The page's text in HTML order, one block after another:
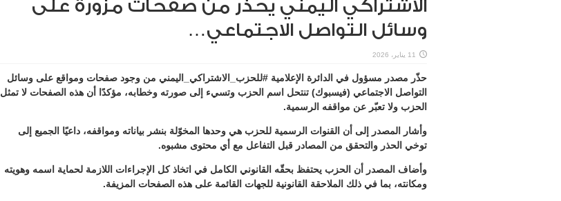
الاشتراكي اليمني يحذر من صفحات مزوّرة على
وسائل التواصل الاجتماعي…
11 يناير، 2026
حذّر مصدر مسؤول في الدائرة الإعلامية #للحزب_الاشتراكي_اليمني من وجود صفحات ومواقع على وسائل
التواصل الاجتماعي (فيسبوك) تنتحل اسم الحزب وتسيء إلى صورته وخطابه، مؤكدًا أن هذه الصفحات لا تمثل
الحزب ولا تعبّر عن مواقفه الرسمية.
وأشار المصدر إلى أن القنوات الرسمية للحزب هي وحدها المخوّلة بنشر بياناته ومواقفه، داعيًا الجميع إلى
توخي الحذر والتحقق من المصادر قبل التفاعل مع أي محتوى مشبوه.
وأضاف المصدر أن الحزب يحتفظ بحقّه القانوني الكامل في اتخاذ كل الإجراءات اللازمة لحماية اسمه وهويته
ومكانته، بما في ذلك الملاحقة القانونية للجهات القائمة على هذه الصفحات المزيفة.